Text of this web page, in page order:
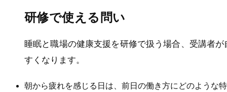
研修で使える問い
睡眠と職場の健康支援を研修で扱う場合、受講者
すくなります。
朝から疲れを感じる日は、前日の働き方にどのような